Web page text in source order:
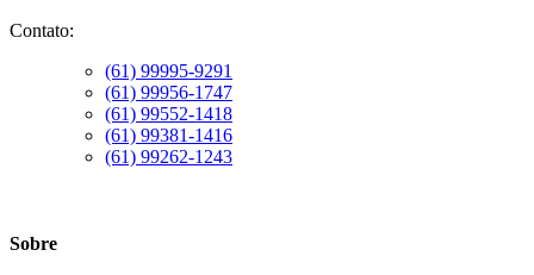
Contato:
(61) 99995-9291
(61) 99956-1747
(61) 99552-1418
(61) 99381-1416
(61) 99262-1243
Sobre